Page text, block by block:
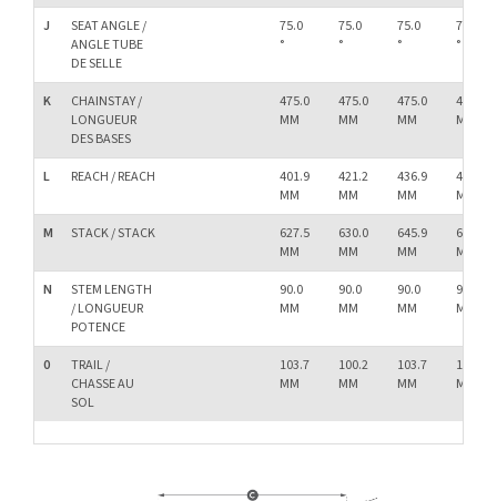
J
SEAT ANGLE /
ANGLE TUBE
DE SELLE
75.0
°
75.0
°
75.0
°
75.0
°
K
CHAINSTAY /
LONGUEUR
DES BASES
475.0
MM
475.0
MM
475.0
MM
475.0
MM
L REACH / REACH
401.9
MM
421.2
MM
436.9
MM
456.3
MM
M
STACK / STACK
627.5
MM
630.0
MM
645.9
MM
648.5
MM
N
STEM LENGTH
/ LONGUEUR
POTENCE
90.0
MM
90.0
MM
90.0
MM
90.0
MM
0
TRAIL /
CHASSE AU
SOL
103.7
MM
100.2
MM
103.7
MM
100.2
MM